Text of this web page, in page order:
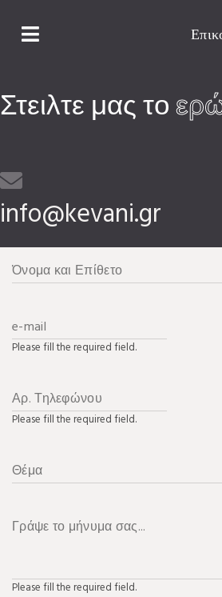
Στειλτε μας το
info@kevani.gr
Please fill the required field.
Please fill the required field.
Please fill the required field.